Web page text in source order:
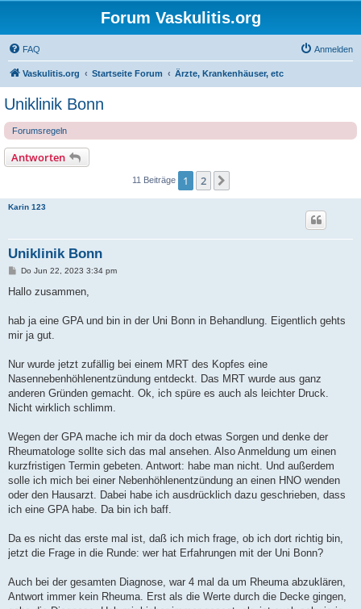
Forum Vaskulitis.org
FAQ Anmelden
Vaskulitis.org Startseite Forum Ärzte, Krankenhäuser, etc
Uniklinik Bonn
Forumsregeln
Antworten
11 Beiträge 1 2
Karin 123
Uniklinik Bonn
B
i
a
Do Jun 22, 2023 3:34 pm
Hallo zusammen,
hab ja eine GPA und bin in der Uni Bonn in Behandlung. Eigentlich gehts
mir ja gut.
Nur wurde jetzt zufällig bei einem MRT des Kopfes eine
Nasennebenhöhlenentzündung entdeckt. Das MRT wurde aus ganz
anderen Gründen gemacht. Ok, ich spüre es auch als leichter Druck.
Nicht wirklich schlimm.
Wegen der GPA mache ich mir da doch etwas Sorgen und denke der
Rheumatologe sollte sich das mal ansehen. Also Anmeldung um einen
kurzfristigen Termin gebeten. Antwort: habe man nicht. Und außerdem
solle ich mich bei einer Nebenhöhlenentzündung an einen HNO wenden
oder den Hausarzt. Dabei habe ich ausdrücklich dazu geschrieben, dass
ich eine GPA habe. Da bin ich baff.
Da es nicht das erste mal ist, daß ich mich frage, ob ich dort richtig bin,
jetzt die Frage in die Runde: wer hat Erfahrungen mit der Uni Bonn?
Auch bei der gesamten Diagnose, war 4 mal da um Rheuma abzuklären,
Antwort immer kein Rheuma. Erst als die Werte durch die Decke gingen,